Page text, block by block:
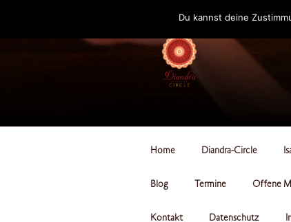
Home Diandra-Circle
Blog Termine Offene
Kontakt Datenschutz
Du kannst deine